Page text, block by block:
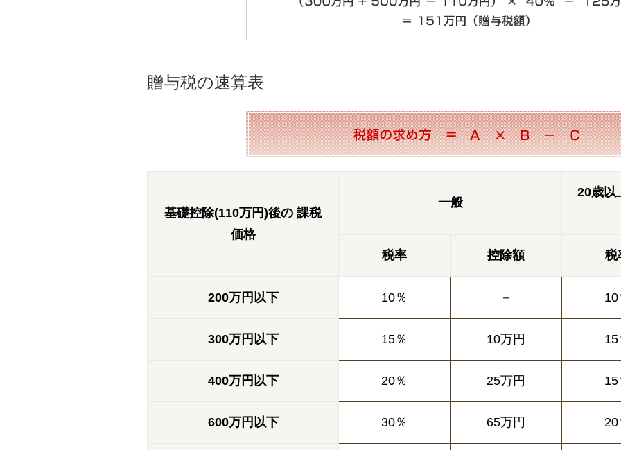
贈与税の速算表
基礎控除(110万円)後の 課税
価格
一般
20歳以
税率 控除額 税
200万円以下 10％ － 10
300万円以下 15％ 10万円 15
400万円以下 20％ 25万円 15
600万円以下 30％ 65万円 20